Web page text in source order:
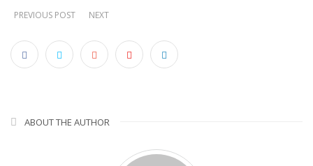
PREVIOUS POST NEXT
ABOUT THE AUTHOR